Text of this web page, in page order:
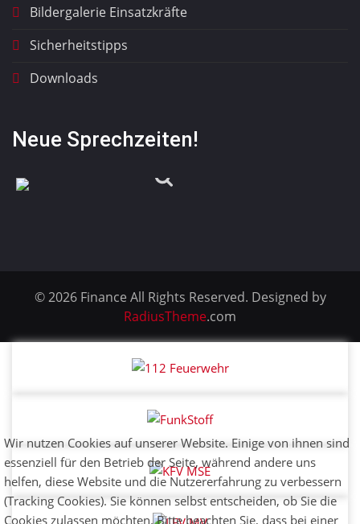
Bildergalerie Einsatzkräfte
Sicherheitstipps
Downloads
Neue Sprechzeiten!
© 2026 Finance All Rights Reserved. Designed by
RadiusTheme.com
Wir nutzen Cookies auf unserer Website. Einige von ihnen sind
essenziell für den Betrieb der Seite, während andere uns
helfen, diese Website und die Nutzererfahrung zu verbessern
(Tracking Cookies). Sie können selbst entscheiden, ob Sie die
Cookies zulassen möchten. Bitte beachten Sie, dass bei einer